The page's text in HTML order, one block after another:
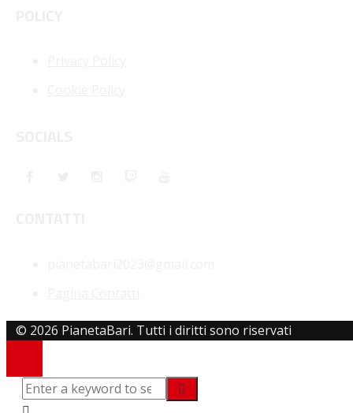
© 2026 PianetaBari. Tutti i diritti sono riservati